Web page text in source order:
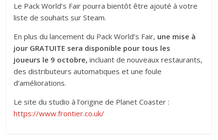
Le Pack World’s Fair pourra bientôt être ajouté à votre
liste de souhaits sur Steam.
En plus du lancement du Pack World’s Fair, une mise à
jour GRATUITE sera disponible pour tous les
joueurs le 9 octobre,incluant de nouveaux restaurants,
des distributeurs automatiques et une foule
d’améliorations.
Le site du studio à l’origine de Planet Coaster :
https://www.frontier.co.uk/